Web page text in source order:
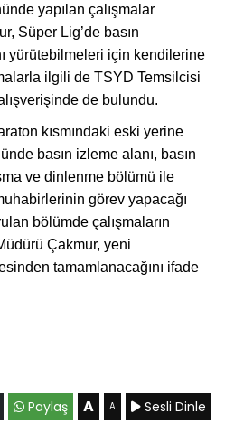
yapılan çalışmalar
Süper Lig’de basın
yürütebilmeleri için kendilerine
ilgili de TSYD Temsilcisi
de bulundu.
kısmındaki eski yerine
basın izleme alanı, basın
ve dinlenme bölümü ile
görev yapacağı
bölümde çalışmaların
Çakmur, yeni
tamamlanacağını ifade
Paylaş A A Sesli Dinle